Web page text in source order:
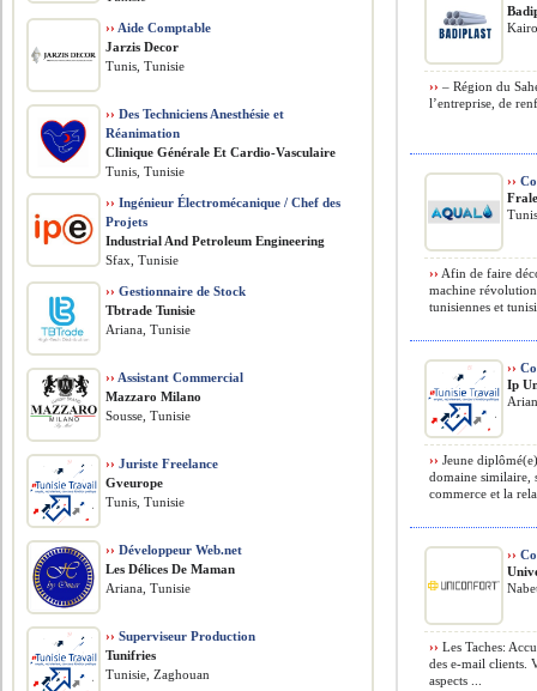
›› – Région du
l’entreprise, de
››
›› Afin de faire
machine
tunisiennes et
››
Ip
›› Jeune
domaine similaire,
commerce et la
››
›› Les Taches:
des e-mail clients.
aspects ...
›› Aide Comptable
Jarzis Decor
Tunis, Tunisie
›› Des Techniciens Anesthésie et
Réanimation
Clinique Générale Et Cardio-Vasculaire
Tunis, Tunisie
›› Ingénieur Électromécanique / Chef des
Projets
​Industrial And Petroleum Engineering
Sfax, Tunisie
›› Gestionnaire de Stock
Tbtrade Tunisie
Ariana, Tunisie
›› Assistant Commercial
Mazzaro Milano
Sousse, Tunisie
›› Juriste Freelance
Gveurope
Tunis, Tunisie
›› Développeur Web.net
Les Délices De Maman
Ariana, Tunisie
›› Superviseur Production
Tunifries
Tunisie, Zaghouan